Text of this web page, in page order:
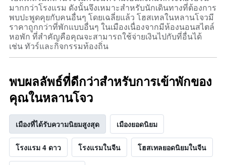
มากกว่าโรงแรม ดังนั้นจึงเหมาะสำหรับนักเดินทางที่ต้องการ
พบปะพูดคุยกับคนอื่นๆ โดยเฉลี่ยแล้ว โฮสเทลในหลานโจวมี
ราคาถูกกว่าที่พักแบบอื่นๆ ในเมืองเนื่องจากมีห้องนอนสไตล์
หอพัก ที่สำคัญคือคุณจะสามารถใช้จ่ายเงินไปกับที่อื่นได้
เช่น ทัวร์และกิจกรรมท้องถิ่น
พบผลลัพธ์ที่ดีกว่าสำหรับการเข้าพักของ
คุณในหลานโจว
เมืองที่ได้รับความนิยมสูงสุด เมืองยอดนิยม
โรงแรม 4 ดาว โรงแรมในจีน โฮสเทลยอดนิยมในจีน